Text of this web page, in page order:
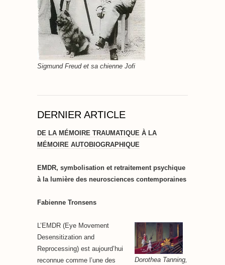
Sigmund Freud et sa chienne Jofi
DERNIER ARTICLE
DE LA MÉMOIRE TRAUMATIQUE À LA
MÉMOIRE AUTOBIOGRAPHIQUE
EMDR, symbolisation et retraitement psychique
à la lumière des neurosciences contemporaines
Fabienne Tronsens
Dorothea Tanning,
L’EMDR (Eye Movement
Desensitization and
Reprocessing) est aujourd’hui
reconnue comme l’une des